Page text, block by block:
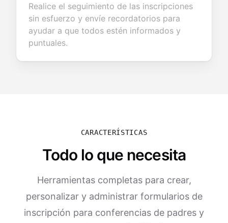
Realice el seguimiento de las inscripciones
sin esfuerzo y envíe recordatorios para
ayudar a que todos estén informados y
puntuales.
CARACTERÍSTICAS
Todo lo que necesita
Herramientas completas para crear,
personalizar y administrar formularios de
inscripción para conferencias de padres y